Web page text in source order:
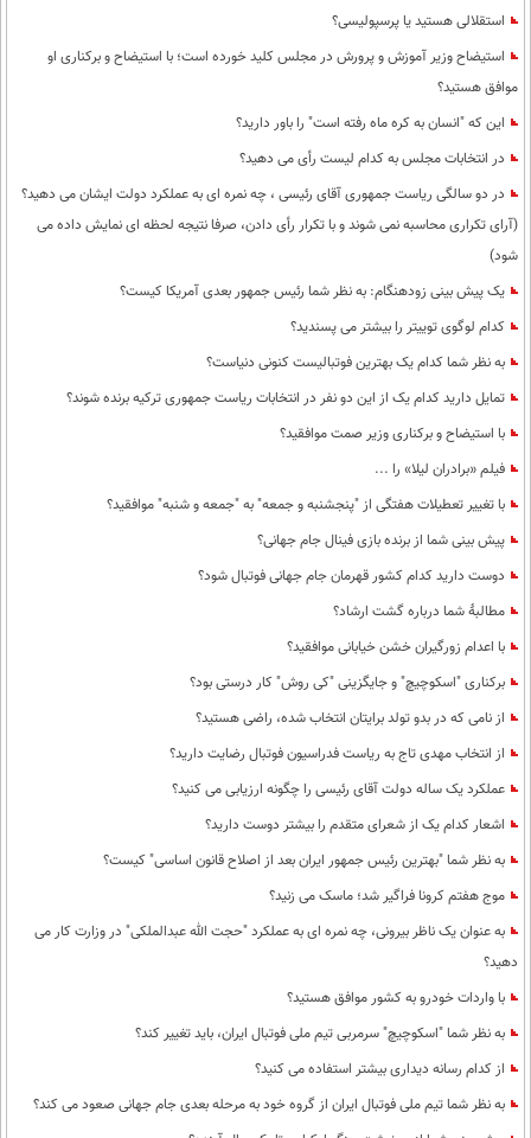
استقلالی هستید یا پرسپولیسی؟
استیضاح وزیر آموزش و پرورش در مجلس کلید خورده است؛ با استیضاح و برکناری او
موافق هستید؟
این که "انسان به کره ماه رفته است" را باور دارید؟
در انتخابات مجلس به کدام لیست رأی می دهید؟
در دو سالگی ریاست جمهوری آقای رئیسی ، چه نمره ای به عملکرد دولت ایشان می دهید؟
(آرای تکراری محاسبه نمی شوند و با تکرار رأی دادن، صرفا نتیجه لحظه ای نمایش داده می
شود)
یک پیش بینی زودهنگام: به نظر شما رئیس جمهور بعدی آمریکا کیست؟
کدام لوگوی توییتر را بیشتر می پسندید؟
به نظر شما کدام یک بهترین فوتبالیست کنونی دنیاست؟
تمایل دارید کدام یک از این دو نفر در انتخابات ریاست جمهوری ترکیه برنده شوند؟
با استیضاح و برکناری وزیر صمت موافقید؟
فیلم «برادران لیلا» را ...
با تغییر تعطیلات هفتگی از "پنجشنبه و جمعه" به "جمعه و شنبه" موافقید؟
پیش بینی شما از برنده بازی فینال جام جهانی؟
دوست دارید کدام کشور قهرمان جام جهانی فوتبال شود؟
مطالبۀ شما درباره گشت ارشاد؟
با اعدام زورگیران خشن خیابانی موافقید؟
برکناری "اسکوچیچ" و جایگزینی "کی روش" کار درستی بود؟
از نامی که در بدو تولد برایتان انتخاب شده، راضی هستید؟
از انتخاب مهدی تاج به ریاست فدراسیون فوتبال رضایت دارید؟
عملکرد یک ساله دولت آقای رئیسی را چگونه ارزیابی می کنید؟
اشعار کدام یک از شعرای متقدم را بیشتر دوست دارید؟
به نظر شما "بهترین رئیس جمهور ایران بعد از اصلاح قانون اساسی" کیست؟
موج هفتم کرونا فراگیر شد؛ ماسک می زنید؟
به عنوان یک ناظر بیرونی، چه نمره ای به عملکرد "حجت الله عبدالملکی" در وزارت کار می
دهید؟
با واردات خودرو به کشور موافق هستید؟
به نظر شما "اسکوچیچ" سرمربی تیم ملی فوتبال ایران، باید تغییر کند؟
از کدام رسانه دیداری بیشتر استفاده می کنید؟
به نظر شما تیم ملی فوتبال ایران از گروه خود به مرحله بعدی جام جهانی صعود می کند؟